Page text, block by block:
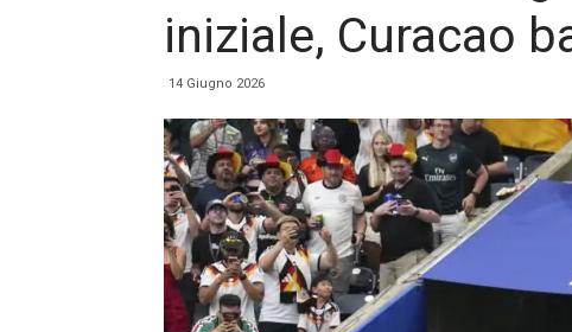
iniziale, Curacao
14 Giugno 2026